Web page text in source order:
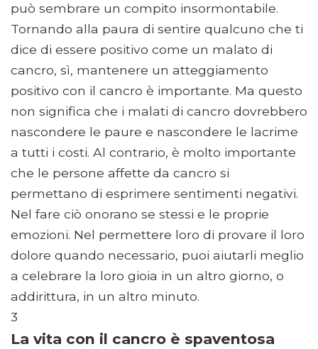
può sembrare un compito insormontabile.
Tornando alla paura di sentire qualcuno che ti
dice di essere positivo come un malato di
cancro, sì, mantenere un atteggiamento
positivo con il cancro è importante. Ma questo
non significa che i malati di cancro dovrebbero
nascondere le paure e nascondere le lacrime
a tutti i costi. Al contrario, è molto importante
che le persone affette da cancro si
permettano di esprimere sentimenti negativi.
Nel fare ciò onorano se stessi e le proprie
emozioni. Nel permettere loro di provare il loro
dolore quando necessario, puoi aiutarli meglio
a celebrare la loro gioia in un altro giorno, o
addirittura, in un altro minuto.
3
La vita con il cancro è spaventosa